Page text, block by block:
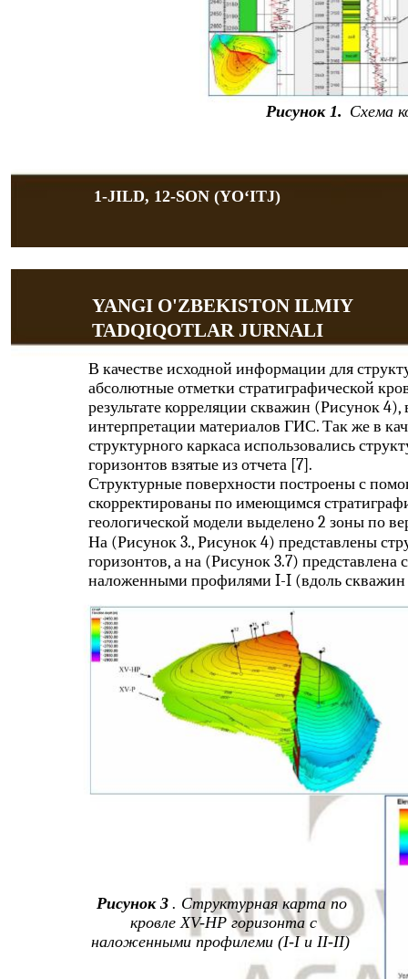
1-JILD, 12-SON (YOʻITJ)
Рисунок 1. Схема
YANGI O'ZBEKISTON ILMIY
TADQIQOTLAR JURNALI
В качестве исходной информации для
абсолютные отметки стратиграфической
результате корреляции скважин (Рисунок
интерпретации материалов ГИС. Так же в
структурного каркаса использовались
горизонтов взятые из отчета [7].
Структурные поверхности построены с
скорректированы по имеющимся
геологической модели выделено 2 зоны по
На (Рисунок 3., Рисунок 4) представлены
горизонтов, а на (Рисунок 3.7) представлена
наложенными профилями I-I (вдоль скважин
Рисунок 3 . Структурная карта по
кровле XV-НР горизонта с
наложенными профилеми (I-I и II-II)